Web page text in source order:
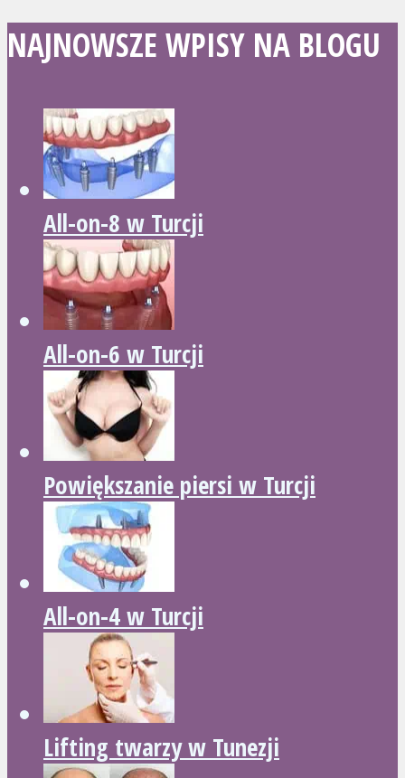
NAJNOWSZE WPISY NA BLOGU
All-on-8 w Turcji
All-on-6 w Turcji
Powiększanie piersi w Turcji
All-on-4 w Turcji
Lifting twarzy w Tunezji